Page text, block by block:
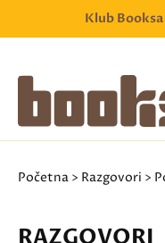
Klub
Početna > Razgovori >